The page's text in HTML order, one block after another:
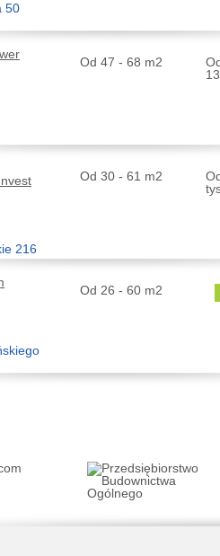
50
Od 47 - 68 m2
216
Od 30 - 61 m2
Od 26 - 60 m2